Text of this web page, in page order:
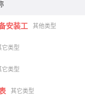
安装工 其他类型
它类型
它类型
其它类型